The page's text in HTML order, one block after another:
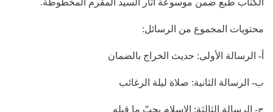
الكتاب طبع ضمن موسوعة آثار السيد المقرم المخطوطة.
محتويات المجموع من الرسائل:
أ- الرسالة الأولى: حديث الخراج بالضمان
ب- الرسالة الثانية: صلاة ليلة الرغائب
ج- الرسالة الثالثة: الإسلام يجبّ ما قبله